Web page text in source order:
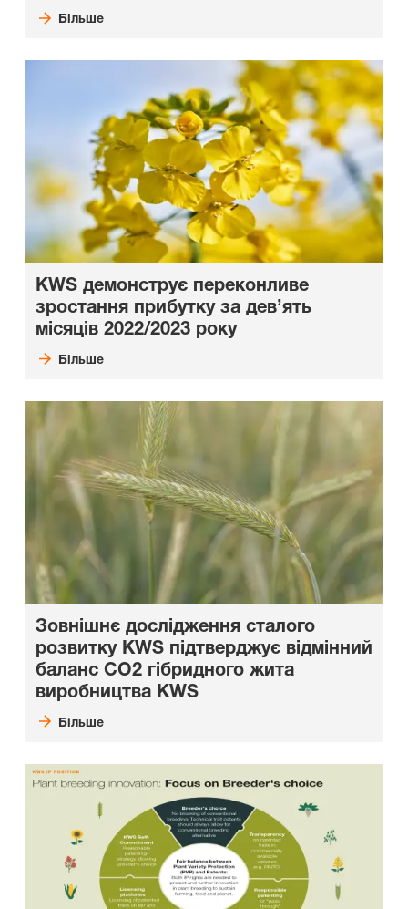
Більше
KWS демонструє переконливе
зростання прибутку за дев’ять
місяців 2022/2023 року
Більше
Зовнішнє дослідження сталого
розвитку KWS підтверджує відмінний
баланс CO2 гібридного жита
виробництва KWS
Більше